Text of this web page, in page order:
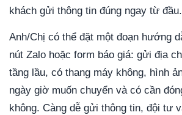
khách gửi thông tin đúng ngay từ đầu.
Anh/Chị có thể đặt một đoạn hướng
nút Zalo hoặc form báo giá: gửi địa
tầng lầu, có thang máy không, hình
ngày giờ muốn chuyển và có cần
không. Càng dễ gửi thông tin, đội tư